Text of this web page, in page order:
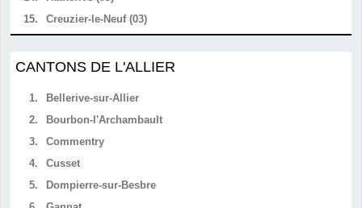
15.
Creuzier-le-Neuf (03)
CANTONS DE L'ALLIER
1.
Bellerive-sur-Allier
2.
Bourbon-l'Archambault
3.
Commentry
4.
Cusset
5.
Dompierre-sur-Besbre